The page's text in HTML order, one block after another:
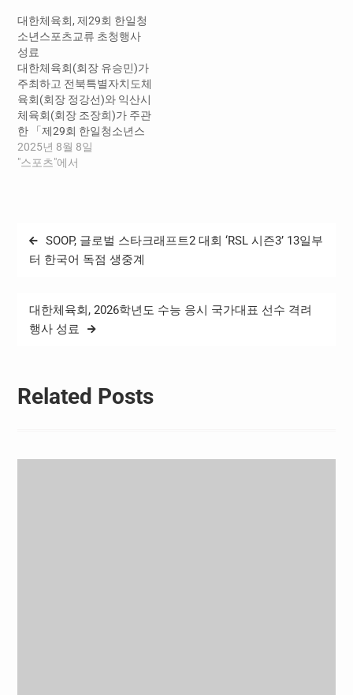
청소년들의 지속적인 교류
를 통해 우호 관계를 강화하
고 미래지향적 협력 기반을
마련하고자 2008년부터 매
년 양국을 오가며 초청과 파
견행사가 진행되고 있다. 올
해는 중국 간쑤성 자위관시
에서 중국 청소년 선수단 80
명이 대한민국의 제주특별
자치도를 방문하였으며, 이
대한체육회, 제29회 한일청
소년스포츠교류 초청행사
성료
대한체육회(회장 유승민)가
주최하고 전북특별자치도체
육회(회장 정강선)와 익산시
체육회(회장 조장희)가 주관
한 「제29회 한일청소년스
포츠교류 초청행사」가 8월
3일(일)부터 6일간의 일정을
년들을 대상으로 국제 스포
츠 경기 참여 및 다양한 문화
가며 진행되는 초청·파견행
사이다. 특히, 올해는 한일
국교 정상화 60주년을 맞는
2025년 8월 8일
"스포츠"에서
글
탐
SOOP, 글로벌 스타크래프트2 대회 ‘RSL 시즌3’ 13일부
터 한국어 독점 생중계
대한체육회, 2026학년도 수능 응시 국가대표 선수 격려
행사 성료
Related Posts